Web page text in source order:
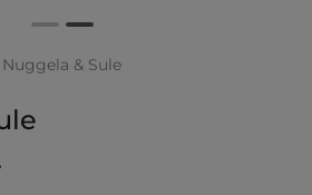
Nuggela & Sule